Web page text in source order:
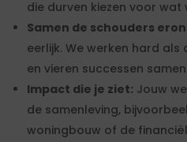
die durven kiezen voor wat
Samen de schouders
eerlijk. We werken hard
en vieren successen samen.
Impact die je ziet: Jouw
de samenleving,
woningbouw of de